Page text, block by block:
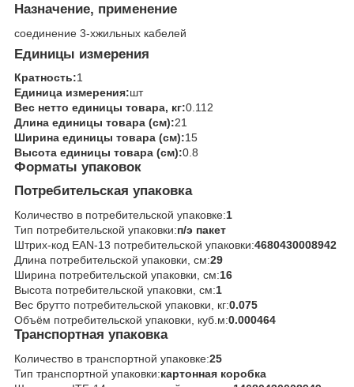
Назначение, применение
соединение 3-хжильных кабелей
Единицы измерения
Кратность:1
Единица измерения:шт
Вес нетто единицы товара, кг:0.112
Длина единицы товара (см):21
Ширина единицы товара (см):15
Высота единицы товара (см):0.8
Форматы упаковок
Потребительская упаковка
Количество в потребительской упаковке:1
Тип потребительской упаковки:п/э пакет
Штрих-код EAN-13 потребительской упаковки:4680430008942
Длина потребительской упаковки, см:29
Ширина потребительской упаковки, см:16
Высота потребительской упаковки, см:1
Вес брутто потребительской упаковки, кг:0.075
Объём потребительской упаковки, куб.м:0.000464
Транспортная упаковка
Количество в транспортной упаковке:25
Тип транспортной упаковки:картонная коробка